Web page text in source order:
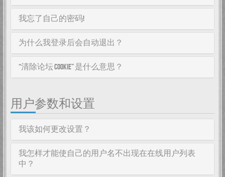
我忘了自己的密码!
为什么我登录后会自动退出？
“清除论坛 cookie” 是什么意思？
用户参数和设置
我该如何更改设置？
我怎样才能使自己的用户名不出现在在线用户列表
中？